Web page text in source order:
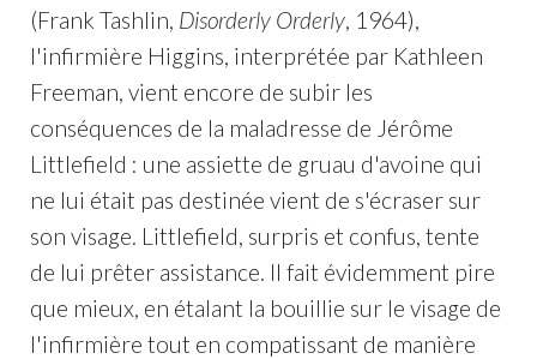
(Frank Tashlin, Disorderly Orderly, 1964),
l'infirmière Higgins, interprétée par Kathleen
Freeman, vient encore de subir les
conséquences de la maladresse de Jérôme
Littlefield : une assiette de gruau d'avoine qui
ne lui était pas destinée vient de s'écraser sur
son visage. Littlefield, surpris et confus, tente
de lui prêter assistance. Il fait évidemment pire
que mieux, en étalant la bouillie sur le visage de
l'infirmière tout en compatissant de manière